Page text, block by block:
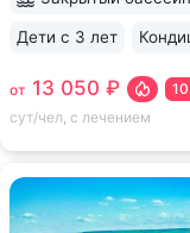
от 13 050 ₽
сут/чел, с лечением
Дети с 3 лет